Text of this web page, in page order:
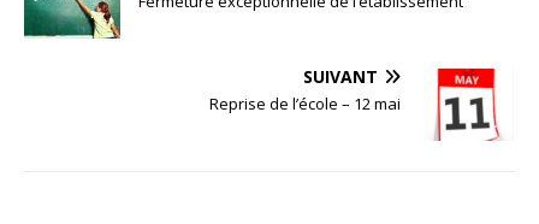
SUIVANT
Reprise de l’école – 12 mai